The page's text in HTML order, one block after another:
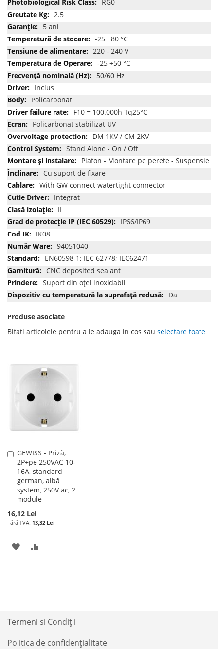
RG0
2.5
5 ani
-25 +80 °C
220 - 240 V
-25 +50 °C
50/60 Hz
Inclus
Policarbonat
F10 = 100.000h Tq25°C
Policarbonat stabilizat UV
DM 1KV / CM 2KV
Stand Alone - On / Off
Plafon - Montare pe perete - Suspensie
Cu suport de fixare
With GW connect watertight connector
Integrat
II
IP66/IP69
IK08
94051040
EN60598-1; IEC 62778; IEC62471
CNC deposited sealant
Suport din oțel inoxidabil
Da
Produse asociate
Bifati articolele pentru a le adauga in cos sau selectare toate
GEWISS - Priză,
2P+pe 250VAC 10-
16A, standard
german, albă
system, 250V ac, 2
module
16,12 Lei
13,32 Lei
Adauga
în
cos
ADAUGATI
DORINTE
Termeni si Condiții
Politica de confidențialitate